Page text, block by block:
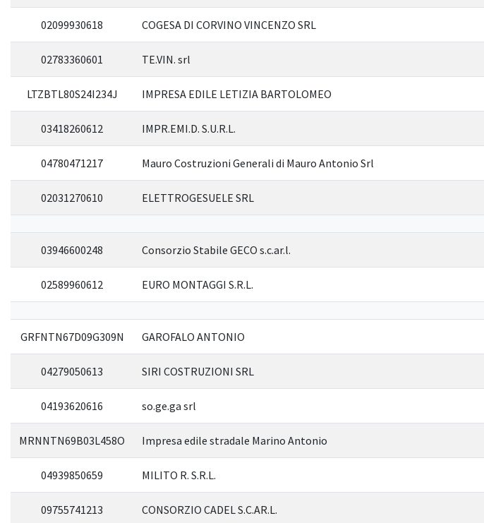
02099930618 COGESA DI CORVINO VINCENZO SRL
02783360601 TE.VIN. srl
LTZBTL80S24I234J IMPRESA EDILE LETIZIA BARTOLOMEO
03418260612 IMPR.EMI.D. S.U.R.L.
04780471217 Mauro Costruzioni Generali di Mauro Antonio Srl
02031270610 ELETTROGESUELE SRL
03946600248 Consorzio Stabile GECO s.c.ar.l.
02589960612 EURO MONTAGGI S.R.L.
GRFNTN67D09G309N GAROFALO ANTONIO
04279050613 SIRI COSTRUZIONI SRL
04193620616 so.ge.ga srl
MRNNTN69B03L458O Impresa edile stradale Marino Antonio
04939850659 MILITO R. S.R.L.
09755741213 CONSORZIO CADEL S.C.AR.L.